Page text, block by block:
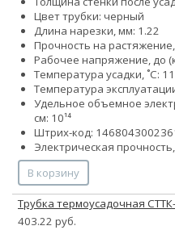
Цвет трубки: черный
Длина нарезки, мм: 1.22
Прочность на
Рабочее напряжение, до
Температура усадки, ˚С:
Температура
Удельное объемное
см: 10¹⁴
Штрих-код:
Электрическая
В корзину
Трубка термоусадочная
403.22 руб.